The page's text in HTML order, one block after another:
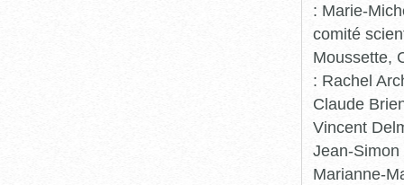
: Marie-
comité
Moussette,
: Rachel
Claude
Vincent
Jean-
Marianne-